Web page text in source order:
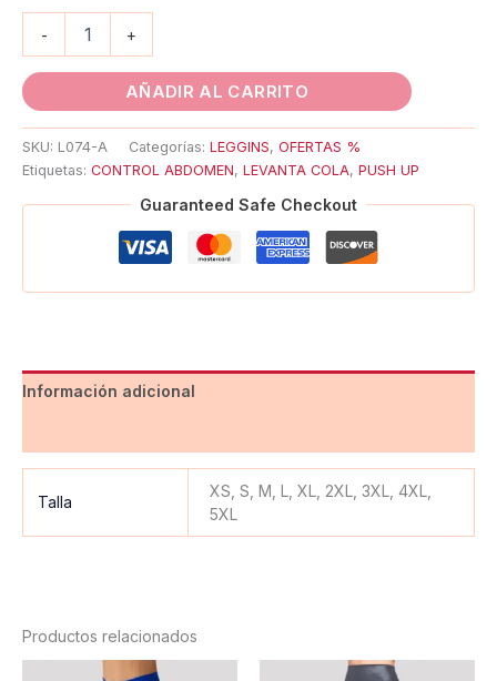
- +
AÑADIR AL CARRITO
SKU: L074-A Categorías: LEGGINS, OFERTAS %
Etiquetas: CONTROL ABDOMEN, LEVANTA COLA, PUSH UP
Guaranteed Safe Checkout
Información adicional
Talla
XS, S, M, L, XL, 2XL, 3XL, 4XL,
5XL
Productos relacionados